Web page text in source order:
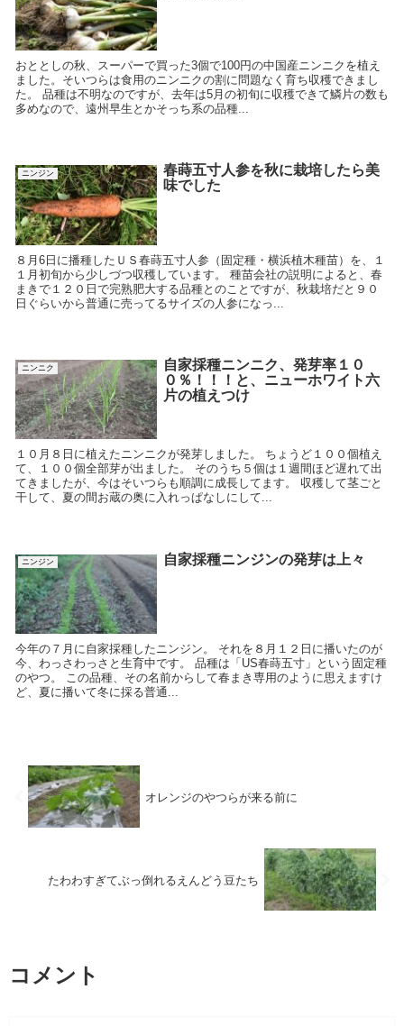
おととしの秋、スーパーで買った3個で100円の中国産ニンニクを植え
ました。そいつらは食用のニンニクの割に問題なく育ち収穫できまし
た。 品種は不明なのですが、去年は5月の初旬に収穫できて鱗片の数も
多めなので、遠州早生とかそっち系の品種...
ニンジン
春蒔五寸人参を秋に栽培したら美
味でした
８月6日に播種したＵＳ春蒔五寸人参（固定種・横浜植木種苗）を、１
１月初旬から少しづつ収穫しています。 種苗会社の説明によると、春
まきで１２０日で完熟肥大する品種とのことですが、秋栽培だと９０
日ぐらいから普通に売ってるサイズの人参になっ...
ニンニク
自家採種ニンニク、発芽率１０
０％！！！と、ニューホワイト六
片の植えつけ
１０月８日に植えたニンニクが発芽しました。 ちょうど１００個植え
て、１００個全部芽が出ました。 そのうち５個は１週間ほど遅れて出
てきましたが、今はそいつらも順調に成長してます。 収穫して茎ごと
干して、夏の間お蔵の奥に入れっぱなしにして...
ニンジン 自家採種ニンジンの発芽は上々
今年の７月に自家採種したニンジン。 それを８月１２日に播いたのが
今、わっさわっさと生育中です。 品種は「US春蒔五寸」という固定種
のやつ。 この品種、その名前からして春まき専用のように思えますけ
ど、夏に播いて冬に採る普通...
オレンジのやつらが来る前に
たわわすぎてぶっ倒れるえんどう豆たち
コメント